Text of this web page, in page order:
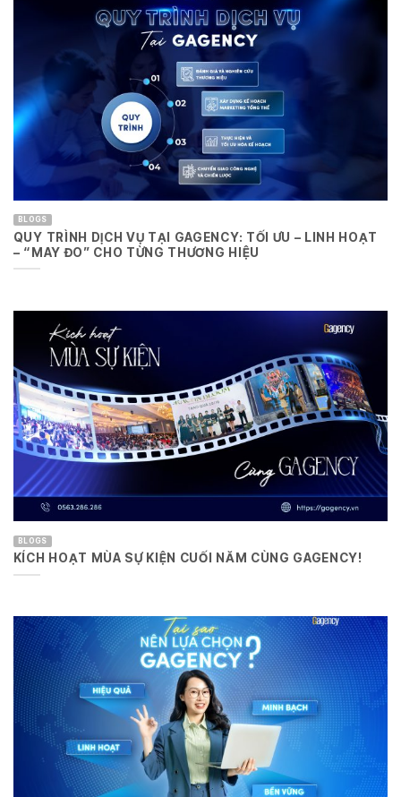
BLOGS
QUY TRÌNH DỊCH VỤ TẠI GAGENCY: TỐI ƯU – LINH HOẠT
– “MAY ĐO” CHO TỪNG THƯƠNG HIỆU
BLOGS
KÍCH HOẠT MÙA SỰ KIỆN CUỐI NĂM CÙNG GAGENCY!